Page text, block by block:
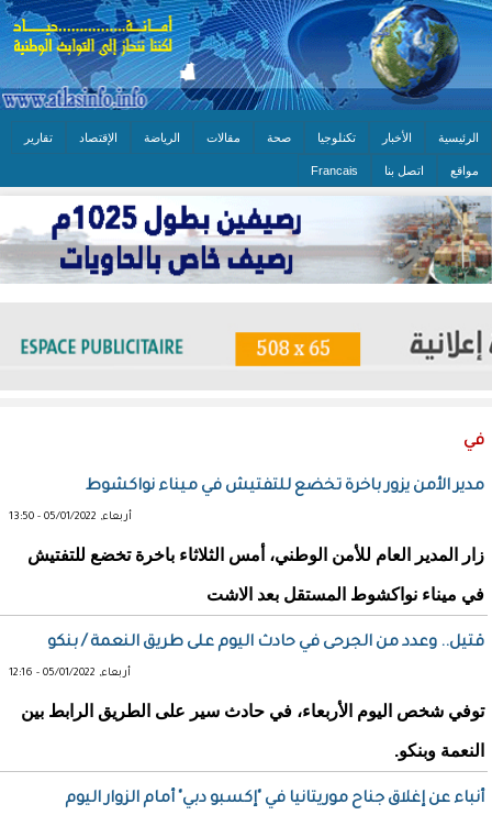
الرئيسية الأخبار تكنلوجيا صحة مقالات الرياضة الإقتصاد تقارير
مواقع اتصل بنا Francais
في
مدير الأمن يزور باخرة تخضع للتفتيش في ميناء نواكشوط
أربعاء, 05/01/2022 - 13:50
زار المدير العام للأمن الوطني، أمس الثلاثاء باخرة تخضع للتفتيش
في ميناء نواكشوط المستقل بعد الاشت
قتيل.. وعدد من الجرحى في حادث اليوم على طريق النعمة / بنكو
أربعاء, 05/01/2022 - 12:16
توفي شخص اليوم الأربعاء، في حادث سير على الطريق الرابط بين
النعمة وبنكو.
أنباء عن إغلاق جناح موريتانيا في "إكسبو دبي" أمام الزوار اليوم